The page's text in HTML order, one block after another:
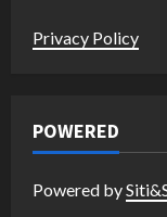
Privacy Policy
POWERED
Powered by